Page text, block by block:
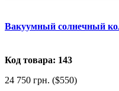
Вакуумный солнечный
Код товара: 143
24 750 грн. ($550)